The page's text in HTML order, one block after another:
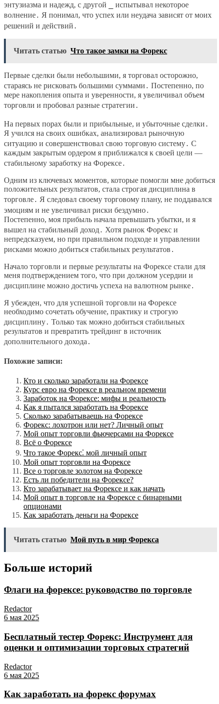
энтузиазма и надежд, с другой ⎯ испытывал некоторое
волнение․ Я понимал, что успех или неудача зависят от моих
решений и действий․
Читать статью Что такое замки на Форекс
Первые сделки были небольшими, я торговал осторожно,
стараясь не рисковать большими суммами․ Постепенно, по
мере накопления опыта и уверенности, я увеличивал объем
торговли и пробовал разные стратегии․
На первых порах были и прибыльные, и убыточные сделки․
Я учился на своих ошибках, анализировал рыночную
ситуацию и совершенствовал свою торговую систему․ С
каждым закрытым ордером я приближался к своей цели ―
стабильному заработку на Форексе․
Одним из ключевых моментов, которые помогли мне добиться
положительных результатов, стала строгая дисциплина в
торговле․ Я следовал своему торговому плану, не поддавался
эмоциям и не увеличивал риски бездумно․
Постепенно, моя прибыль начала превышать убытки, и я
вышел на стабильный доход․ Хотя рынок Форекс и
непредсказуем, но при правильном подходе и управлении
рисками можно добиться стабильных результатов․
Начало торговли и первые результаты на Форексе стали для
меня подтверждением того, что при должном усердии и
дисциплине можно достичь успеха на валютном рынке․
Я убежден, что для успешной торговли на Форексе
необходимо сочетать обучение, практику и строгую
дисциплину․ Только так можно добиться стабильных
результатов и превратить трейдинг в источник
дополнительного дохода․
Похожие записи:
Кто и сколько заработали на Форексе
Курс евро на Форексе в реальном времени
Заработок на Форексе: мифы и реальность
Как я пытался заработать на Форексе
Сколько зарабатываешь на Форексе
Форекс: лохотрон или нет? Личный опыт
Мой опыт торговли фьючерсами на Форексе
Всё о Форексе
Что такое Форекс⁚ мой личный опыт
Мой опыт торговли на Форексе
Все о торговле золотом на Форексе
Есть ли победители на Форексе?
Кто зарабатывает на Форексе и как начать
Мой опыт в торговле на Форексе с бинарными
опционами
Как заработать деньги на Форексе
Читать статью Мой путь в мир Форекса
Больше историй
Флаги на форексе: руководство по торговле
Redactor
6 мая 2025
Бесплатный тестер Форекс: Инструмент для
оценки и оптимизации торговых стратегий
Redactor
6 мая 2025
Как заработать на форекс форумах